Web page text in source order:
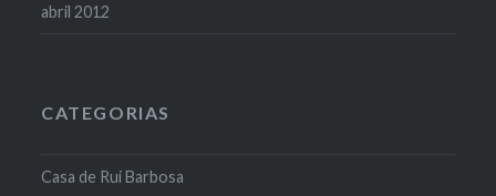
abril 2012
CATEGORIAS
Casa de Rui Barbosa